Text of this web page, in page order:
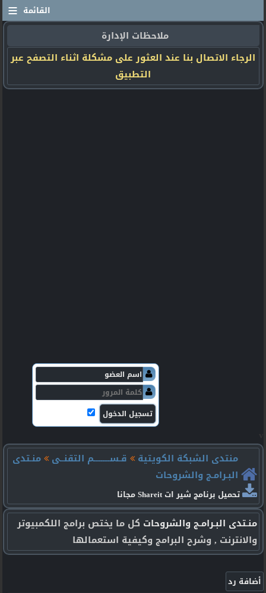
≡ القائمة
ملاحظات الإدارة
الرجاء الاتصال بنا عند العثور على مشكلة اثناء التصفح عبر
التطبيق
منتدى الشبكة الكويتية
قـســـــــــم التقنــى
منـتدى
البـرامـج والشروحات
تحميل برنامج شير ات Shareit مجانا
منـتدى البـرامـج والشروحات كل ما يختص برامج اللكمبيوتر
والانترنت , وشرح البرامج وكيفية استعمالها